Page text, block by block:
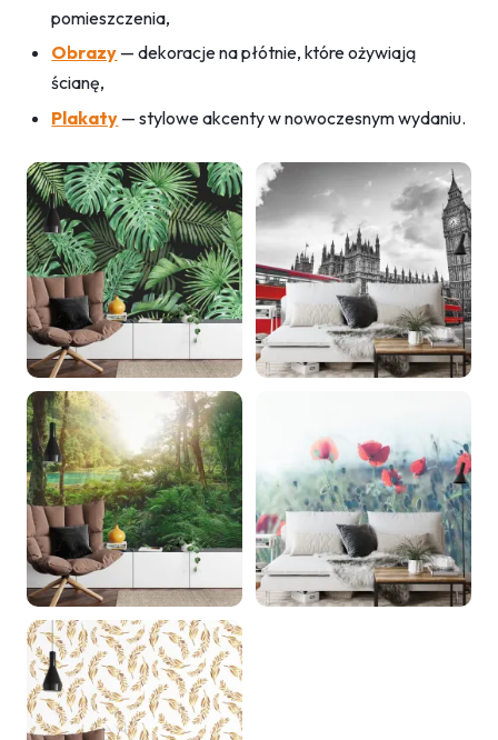
pomieszczenia,
Obrazy — dekoracje na płótnie, które ożywiają
ścianę,
Plakaty — stylowe akcenty w nowoczesnym wydaniu.